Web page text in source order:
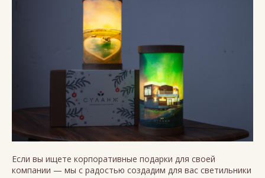
Если вы ищете корпоративные подарки для своей
компании — мы с радостью создадим для вас светильники